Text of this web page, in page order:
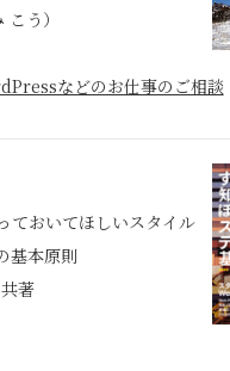
う）
などのお仕事のご相談
ておいてほしいスタイル
基本原則
著